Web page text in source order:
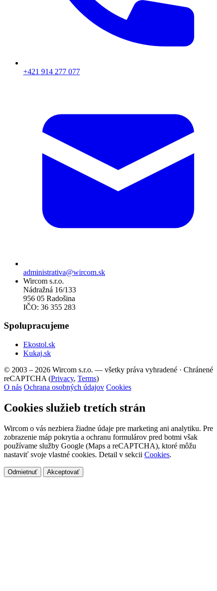
+421 914 277 077
administrativa@wircom.sk
Wircom s.r.o.
Nádražná 16/133
956 05 Radošina
IČO: 36 355 283
Spolupracujeme
Ekostol.sk
Kukaj.sk
© 2003 – 2026 Wircom s.r.o. — všetky práva vyhradené · Chránené
reCAPTCHA (Privacy, Terms)
O nás Ochrana osobných údajov Cookies
Cookies služieb tretích strán
Wircom o vás nezbiera žiadne údaje pre marketing ani analytiku. Pre
zobrazenie máp pokrytia a ochranu formulárov pred botmi však
používame služby Google (Maps a reCAPTCHA), ktoré môžu
nastaviť svoje vlastné cookies. Detail v sekcii Cookies.
Odmietnuť Akceptovať